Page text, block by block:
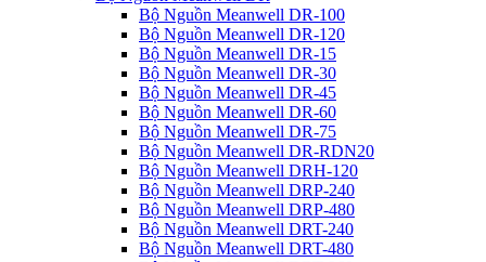
Bộ Nguồn Meanwell DR-100
Bộ Nguồn Meanwell DR-120
Bộ Nguồn Meanwell DR-15
Bộ Nguồn Meanwell DR-30
Bộ Nguồn Meanwell DR-45
Bộ Nguồn Meanwell DR-60
Bộ Nguồn Meanwell DR-75
Bộ Nguồn Meanwell DR-RDN20
Bộ Nguồn Meanwell DRH-120
Bộ Nguồn Meanwell DRP-240
Bộ Nguồn Meanwell DRP-480
Bộ Nguồn Meanwell DRT-240
Bộ Nguồn Meanwell DRT-480